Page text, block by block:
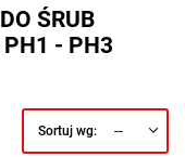
ŚRUB
PH1 - PH3
Sortuj wg: --